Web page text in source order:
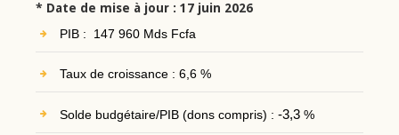
* Date de mise à jour : 17 juin 2026
PIB : 147 960 Mds Fcfa
Taux de croissance : 6,6 %
Solde budgétaire/PIB (dons compris) : -3,3%